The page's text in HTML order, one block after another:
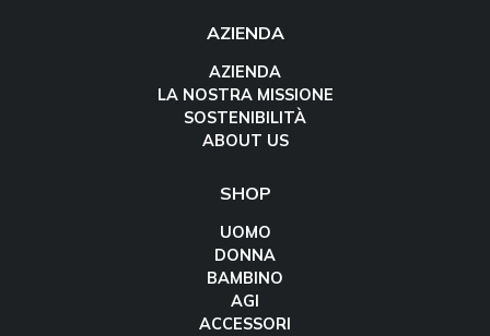
AZIENDA
AZIENDA
LA NOSTRA MISSIONE
SOSTENIBILITÀ
ABOUT US
SHOP
UOMO
DONNA
BAMBINO
AGI
ACCESSORI